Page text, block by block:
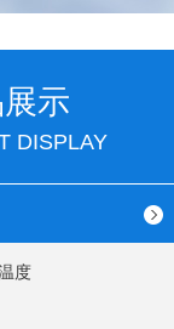
示
DISPLAY
度